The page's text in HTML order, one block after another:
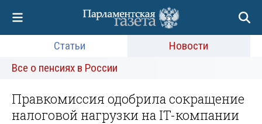
Статьи
Новости
Все о пенсиях в России
Правкомиссия одобрила сокращение
налоговой нагрузки на IT-компании